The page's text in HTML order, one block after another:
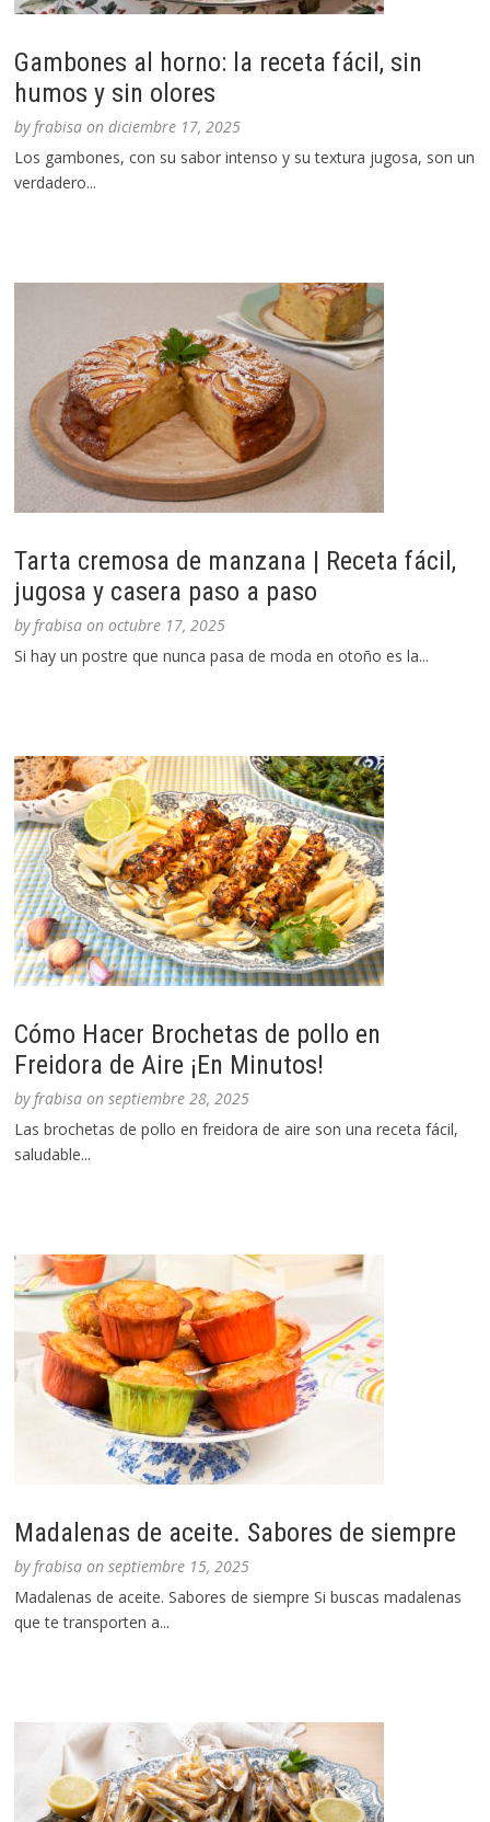
Gambones al horno: la receta fácil, sin
humos y sin olores
byfrabisa ondiciembre 17, 2025
Los gambones, con su sabor intenso y su textura jugosa, son un
verdadero...
Tarta cremosa de manzana | Receta fácil,
jugosa y casera paso a paso
byfrabisa onoctubre 17, 2025
Si hay un postre que nunca pasa de moda en otoño es la...
Cómo Hacer Brochetas de pollo en
Freidora de Aire ¡En Minutos!
byfrabisa onseptiembre 28, 2025
Las brochetas de pollo en freidora de aire son una receta fácil,
saludable...
Madalenas de aceite. Sabores de siempre
byfrabisa onseptiembre 15, 2025
Madalenas de aceite. Sabores de siempre Si buscas madalenas
que te transporten a...